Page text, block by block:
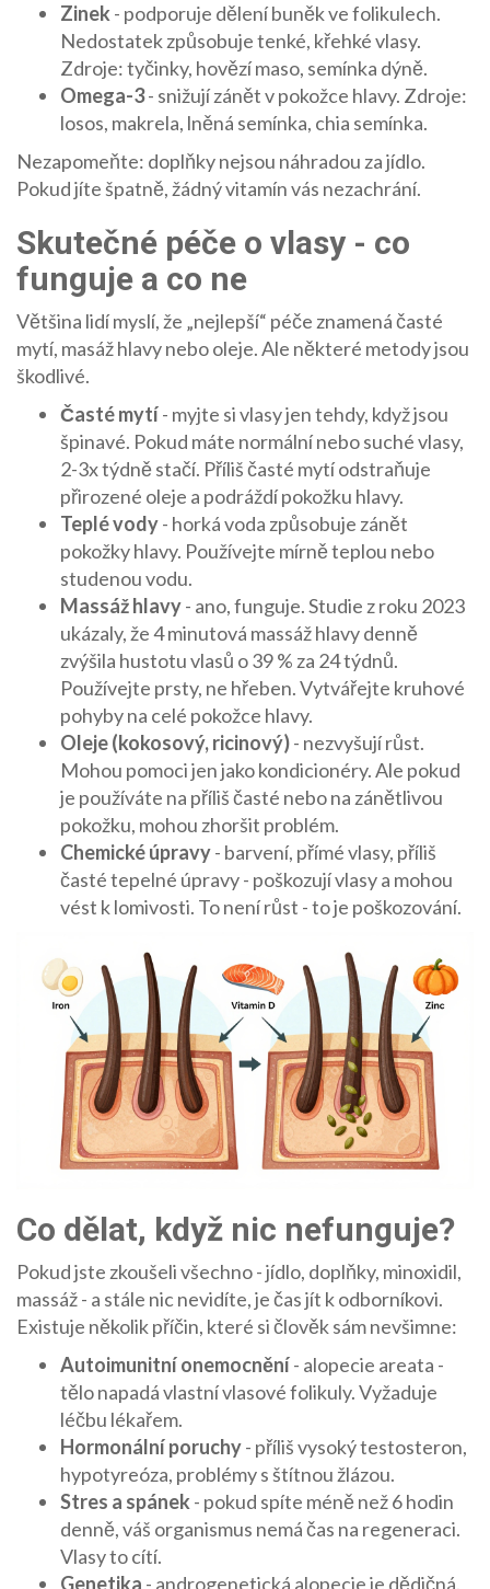
Zinek - podporuje dělení buněk ve folikulech.
Nedostatek způsobuje tenké, křehké vlasy.
Zdroje: tyčinky, hovězí maso, semínka dýně.
Omega-3- snižují zánět v pokožce hlavy. Zdroje:
losos, makrela, lněná semínka, chia semínka.
Nezapomeňte: doplňky nejsou náhradou za jídlo.
Pokud jíte špatně, žádný vitamín vás nezachrání.
Skutečné péče o vlasy - co
funguje a co ne
Většina lidí myslí, že „nejlepší“ péče znamená časté
mytí, masáž hlavy nebo oleje. Ale některé metody jsou
škodlivé.
Časté mytí- myjte si vlasy jen tehdy, když jsou
špinavé. Pokud máte normální nebo suché vlasy,
2-3x týdně stačí. Příliš časté mytí odstraňuje
přirozené oleje a podráždí pokožku hlavy.
Teplé vody- horká voda způsobuje zánět
pokožky hlavy. Používejte mírně teplou nebo
studenou vodu.
Massáž hlavy- ano, funguje. Studie z roku 2023
ukázaly, že 4 minutová massáž hlavy denně
zvýšila hustotu vlasů o 39 % za 24 týdnů.
Používejte prsty, ne hřeben. Vytvářejte kruhové
pohyby na celé pokožce hlavy.
Oleje (kokosový, ricinový)- nezvyšují růst.
Mohou pomoci jen jako kondicionéry. Ale pokud
je používáte na příliš časté nebo na zánětlivou
pokožku, mohou zhoršit problém.
Chemické úpravy- barvení, přímé vlasy, příliš
časté tepelné úpravy - poškozují vlasy a mohou
vést k lomivosti. To není růst - to je poškozování.
Co dělat, když nic nefunguje?
Pokud jste zkoušeli všechno - jídlo, doplňky, minoxidil,
massáž - a stále nic nevidíte, je čas jít k odborníkovi.
Existuje několik příčin, které si člověk sám nevšimne:
Autoimunitní onemocnění- alopecie areata -
tělo napadá vlastní vlasové folikuly. Vyžaduje
léčbu lékařem.
Hormonální poruchy- příliš vysoký testosteron,
hypotyreóza, problémy s štítnou žlázou.
Stres a spánek - pokud spíte méně než 6 hodin
denně, váš organismus nemá čas na regeneraci.
Vlasy to cítí.
Genetika - androgenetická alopecie je dědičná.